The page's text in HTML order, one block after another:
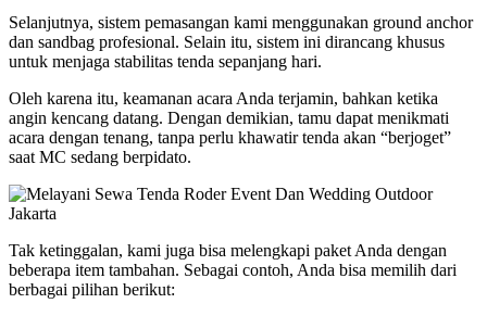
Selanjutnya, sistem pemasangan kami menggunakan ground anchor
dan sandbag profesional. Selain itu, sistem ini dirancang khusus
untuk menjaga stabilitas tenda sepanjang hari.
Oleh karena itu, keamanan acara Anda terjamin, bahkan ketika
angin kencang datang. Dengan demikian, tamu dapat menikmati
acara dengan tenang, tanpa perlu khawatir tenda akan “berjoget”
saat MC sedang berpidato.
Tak ketinggalan, kami juga bisa melengkapi paket Anda dengan
beberapa item tambahan. Sebagai contoh, Anda bisa memilih dari
berbagai pilihan berikut: